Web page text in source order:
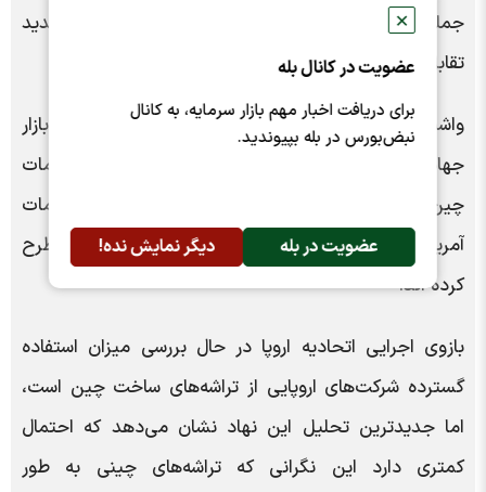
✕
عضویت در کانال بله
برای دریافت اخبار مهم بازار سرمایه، به کانال
نبض‌بورس در بله بپیوندید.
عضویت در بله دیگر نمایش نده!
جمله نیمه‌رساناها، خواستار افزایش نوآوری شد و بر تشدید
تقابل فناوری کشورش با آمریکا تاکید کرد.
واشنگتن نگران است که سازندگان تراشه چینی به تدریج بازار
جهانی را از محصولات خود لبریز کنند که مشابه اقدامات
چین در بازارهای خورشیدی و فولاد خواهد بود. مقامات
آمریکایی چنین نگرانی‌هایی را با همتایان اروپایی خود مطرح
کرده اند.
بازوی اجرایی اتحادیه اروپا در حال بررسی میزان استفاده
گسترده شرکت‌های اروپایی از تراشه‌های ساخت چین است،
اما جدیدترین تحلیل این نهاد نشان می‌دهد که احتمال
کمتری دارد این نگرانی که تراشه‌های چینی به طور